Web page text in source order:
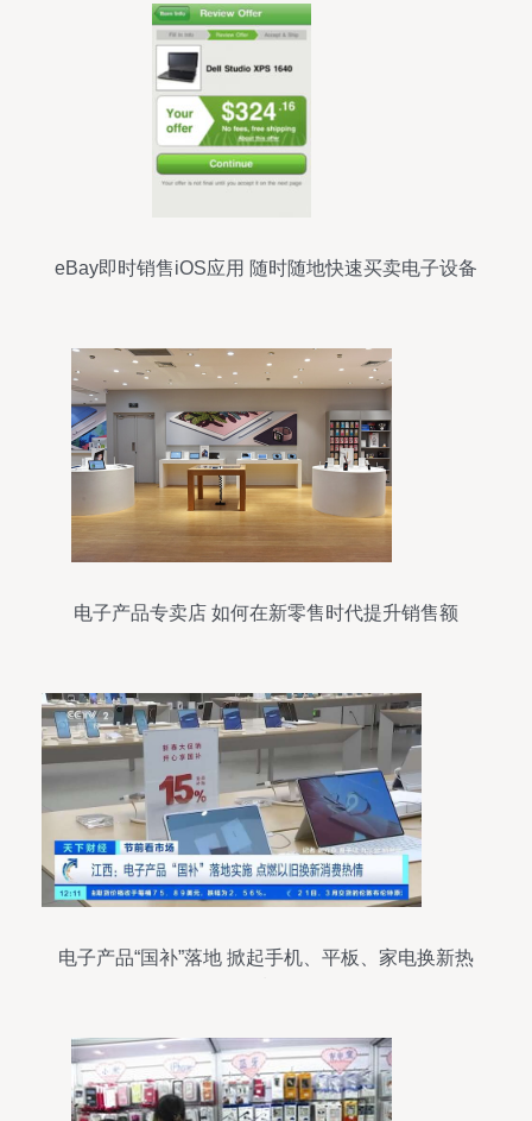
eBay即时销售iOS应用 随时随地快速买卖电子设备
电子产品专卖店 如何在新零售时代提升销售额
电子产品“国补”落地 掀起手机、平板、家电换新热